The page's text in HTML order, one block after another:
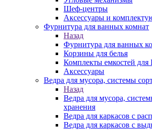
Шеф-центры
Аксессуары и
Фурнитура для ванных комнат
Назад
Фурнитура для ванных
Корзины для белья
Комплекты емкостей
Аксессуары
Ведра для мусора, системы
Назад
Ведра для мусора,
хранения
Ведра для каркасов с
Ведра для каркасов с